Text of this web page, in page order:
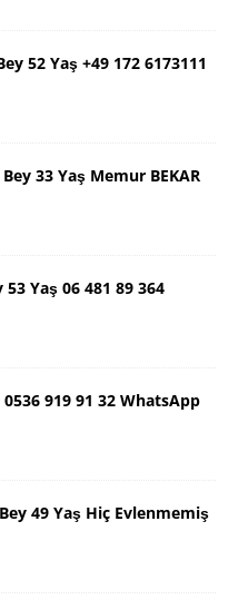
52 Yaş +49 172 6173111
33 Yaş Memur BEKAR
Yaş 06 481 89 364
919 91 32 WhatsApp
49 Yaş Hiç Evlenmemiş